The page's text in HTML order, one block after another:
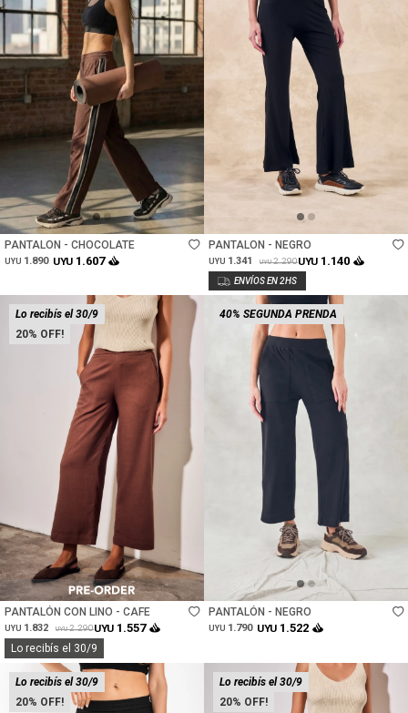
Talle
PANTALON - CHOCOLATE
UYU 1.890 UYU 1.607
PANTALON - NEGRO
UYU 1.341 UYU 2.290UYU 1.140
20
Lo recibís el 30/9
Talle
PANTALÓN CON LINO - CAFE
UYU 1.832 UYU 2.290UYU 1.557
Lo recibís el 30/9
40% SEGUNDA PRENDA
PANTALÓN - NEGRO
UYU 1.790 UYU 1.522
20
Lo recibís el 30/9
20
Lo recibís el 30/9